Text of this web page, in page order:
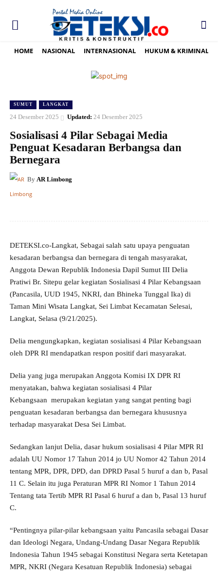
HOME NASIONAL INTERNASIONAL HUKUM & KRIMINAL
SUMUT LANGKAT
24 Desember 2025 Updated: 24 Desember 2025
Sosialisasi 4 Pilar Sebagai Media
Penguat Kesadaran Berbangsa dan
Bernegara
By AR Limbong
DETEKSI.co-Langkat, Sebagai salah satu upaya penguatan
kesadaran berbangsa dan bernegara di tengah masyarakat,
Anggota Dewan Republik Indonesia Dapil Sumut III Delia
Pratiwi Br. Sitepu gelar kegiatan Sosialisasi 4 Pilar Kebangsaan
(Pancasila, UUD 1945, NKRI, dan Bhineka Tunggal Ika) di
Taman Mini Wisata Langkat, Sei Limbat Kecamatan Selesai,
Langkat, Selasa (9/21/2025).
Delia mengungkapkan, kegiatan sosialisasi 4 Pilar Kebangsaan
oleh DPR RI mendapatkan respon positif dari masyarakat.
Delia yang juga merupakan Anggota Komisi IX DPR RI
menyatakan, bahwa kegiatan sosialisasi 4 Pilar
Kebangsaan merupakan kegiatan yang sangat penting bagi
penguatan kesadaran berbangsa dan bernegara khususnya
terhadap masyarakat Desa Sei Limbat.
Sedangkan lanjut Delia, dasar hukum sosialisasi 4 Pilar MPR RI
adalah UU Nomor 17 Tahun 2014 jo UU Nomor 42 Tahun 2014
tentang MPR, DPR, DPD, dan DPRD Pasal 5 huruf a dan b, Pasal
11 C. Selain itu juga Peraturan MPR RI Nomor 1 Tahun 2014
Tentang tata Tertib MPR RI Pasal 6 huruf a dan b, Pasal 13 huruf
C.
“Pentingnya pilar-pilar kebangsaan yaitu Pancasila sebagai Dasar
dan Ideologi Negara, Undang-Undang Dasar Negara Republik
Indonesia Tahun 1945 sebagai Konstitusi Negara serta Ketetapan
MPR, NKRI (Negara Kesatuan Republik Indonesia) sebagai